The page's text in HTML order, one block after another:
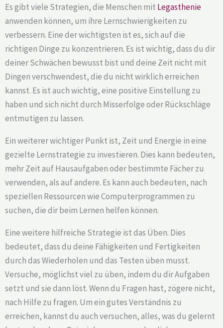
Es gibt viele Strategien, die Menschen mit Legasthenie
anwenden können, um ihre Lernschwierigkeiten zu
verbessern. Eine der wichtigsten ist es, sich auf die
richtigen Dinge zu konzentrieren. Es ist wichtig, dass du dir
deiner Schwächen bewusst bist und deine Zeit nicht mit
Dingen verschwendest, die du nicht wirklich erreichen
kannst. Es ist auch wichtig, eine positive Einstellung zu
haben und sich nicht durch Misserfolge oder Rückschläge
entmutigen zu lassen.
Ein weiterer wichtiger Punkt ist, Zeit und Energie in eine
gezielte Lernstrategie zu investieren. Dies kann bedeuten,
mehr Zeit auf Hausaufgaben oder bestimmte Fächer zu
verwenden, als auf andere. Es kann auch bedeuten, nach
speziellen Ressourcen wie Computerprogrammen zu
suchen, die dir beim Lernen helfen können.
Eine weitere hilfreiche Strategie ist das Üben. Dies
bedeutet, dass du deine Fähigkeiten und Fertigkeiten
durch das Wiederholen und das Testen üben musst.
Versuche, möglichst viel zu üben, indem du dir Aufgaben
setzt und sie dann löst. Wenn du Fragen hast, zögere nicht,
nach Hilfe zu fragen. Um ein gutes Verständnis zu
erreichen, kannst du auch versuchen, alles, was du gelernt